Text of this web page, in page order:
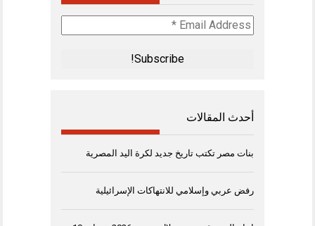
Email
Address
أحدث المقالات
بنات مصر تكتب تاريخ جديد لكرة اليد المصرية
رفض عربي وإسلامي للانتهاكات الإسرائيلية